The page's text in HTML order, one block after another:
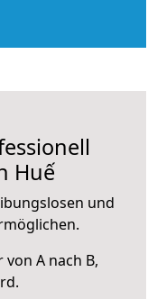
Huế
und
A nach B,